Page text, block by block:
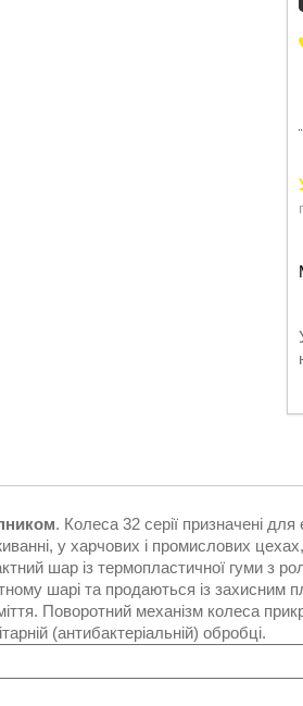
. Колеса 32 серії призначені
у харчових і промислових
шар із термопластичної гуми з
шарі та продаються із захисним
Поворотний механізм колеса
(антибактеріальній) обробці.